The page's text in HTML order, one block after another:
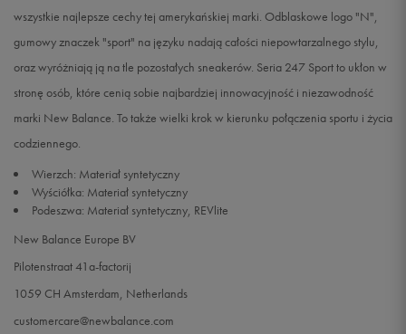
wszystkie najlepsze cechy tej amerykańskiej marki. Odblaskowe logo "N",
gumowy znaczek "sport" na języku nadają całości niepowtarzalnego stylu,
oraz wyróżniają ją na tle pozostałych sneakerów. Seria 247 Sport to ukłon w
stronę osób, które cenią sobie najbardziej innowacyjność i niezawodność
marki New Balance. To także wielki krok w kierunku połączenia sportu i życia
codziennego.
Wierzch: Materiał syntetyczny
Wyściółka: Materiał syntetyczny
Podeszwa: Materiał syntetyczny, REVlite
New Balance Europe BV
Pilotenstraat 41a-factorij
1059 CH Amsterdam, Netherlands
customercare@newbalance.com